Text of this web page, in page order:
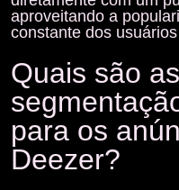
aproveitando a
constante dos
Quais são
para os
Deezer?